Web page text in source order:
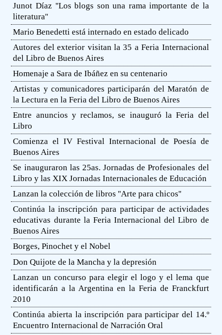
Junot Díaz ''Los blogs son una rama importante de la
literatura''
Mario Benedetti está internado en estado delicado
Autores del exterior visitan la 35 a Feria Internacional
del Libro de Buenos Aires
Homenaje a Sara de Ibáñez en su centenario
Artistas y comunicadores participarán del Maratón de
la Lectura en la Feria del Libro de Buenos Aires
Entre anuncios y reclamos, se inauguró la Feria del
Libro
Comienza el IV Festival Internacional de Poesía de
Buenos Aires
Se inauguraron las 25as. Jornadas de Profesionales del
Libro y las XIX Jornadas Internacionales de Educación
Lanzan la colección de libros ''Arte para chicos''
Continúa la inscripción para participar de actividades
educativas durante la Feria Internacional del Libro de
Buenos Aires
Borges, Pinochet y el Nobel
Don Quijote de la Mancha y la depresión
Lanzan un concurso para elegir el logo y el lema que
identificarán a la Argentina en la Feria de Franckfurt
2010
Continúa abierta la inscripción para participar del 14.º
Encuentro Internacional de Narración Oral